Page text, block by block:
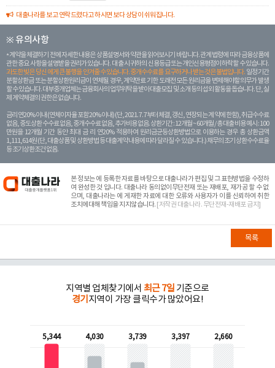
대출나라를 보고 연락드렸다고 하시면 보다 상담이 쉬워집니다.
※ 유의사항
계약을 체결하기 전에 자세한 내용은 상품설명서와 약관을 읽어보시기 바랍니다. 관계 법령에 따라 금융상품에
관한 중요 사항을 설명받을 권리가 있습니다. 대 출 시 귀하의 신용등급 또는 개인신용평점이 하락할 수 있습니다.
과도한 빚은 당신 에게 큰 불행을 안겨줄 수 있습니다. 중개수수료를 요구하거나 받는 것은 불법입니다. 일정 기간
분할상환금 또는 분할상환원리금이 연체될 경우, 계약만료 기한 도래전 모든 원리금을 변제해야할 의무가 발생
할 수 있습니다. 대부중개업체는 금융회사의 업무위탁을 받아 대출모집 및 소개 등의 섭외 활동을 돕습니다. 단, 실
제 계약체결의 권한은 없습니다.
금리 연20% 이내 (연체이자율 포함 20% 이내) (단, 2021. 7. 7부터 체결, 갱신, 연장되는 계 약에 한함), 취급수수료
없음, 중도상환 수수료 없음, 중개수수료 없음, 추가비용 없음. 상환기간 : 12개월 ~ 60개월 / 총 대출 비용 예시 : 100
만원을 12개월 기간 동안 최대 금 리 연20% 적용하여 원리금균등상환방법으로 이용하는 경우 총 상환금액
1,111,614원 (단, 대출상품 및 상환방법 등 대출계약 내용에 따라 달라질 수 있습니다.) 채무의 조기 상환수수료율
등 조기상환조건 없음.
본 정보는에 등록한 자료를 바탕으로 대출나라가 편집 및 그 표현방법을 수정하
여 완성한 것 입니다. 대출나라 동의없이무단전재 또는 재배포, 재가공 할 수 없
으며, 대출나라는 에 게재한 자료에 대한 오류와 사용자가 이를 신뢰하여 취한
조치에대해 책임을 지지않습니다. [저작권 대출나라. 무단전재-재배포 금지]
목록
지역별 업체찾기에서 최근 7일 기준으로
경기 지역이 가장 클릭수가 많았어요!
5,344 4,030 3,739 3,397 2,660